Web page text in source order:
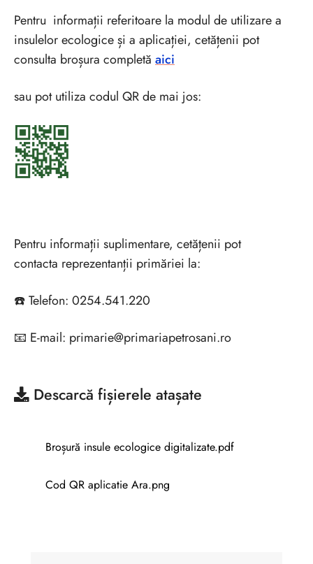
Pentru informații referitoare la modul de utilizare a
insulelor ecologice și a aplicației, cetățenii pot
consulta broșura completă aici
sau pot utiliza codul QR de mai jos:
Pentru informații suplimentare, cetățenii pot
contacta reprezentanții primăriei la:
☎️Telefon: 0254.541.220
📧 E-mail: primarie@primariapetrosani.ro
Descarcă fișierele atașate
Broșură insule ecologice digitalizate.pdf
Cod QR aplicatie Ara.png